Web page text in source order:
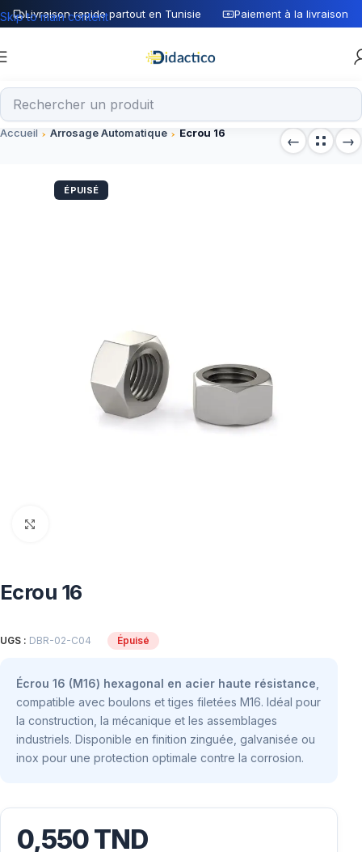
Livraison rapide partout en Tunisie Paiement à la livraison
Skip to main content
Accueil Arrosage Automatique Ecrou 16
ÉPUISÉ
Ecrou 16
UGS : DBR-02-C04 Épuisé
Écrou 16 (M16) hexagonal en acier haute résistance
compatible avec boulons et tiges filetées M16. Idéal pour
la construction, la mécanique et les assemblages
industriels. Disponible en finition zinguée, galvanisée ou
inox pour une protection optimale contre la corrosion.
0,550TND